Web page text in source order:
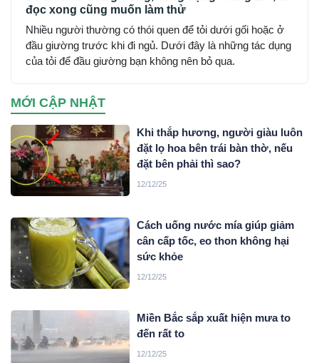
đọc xong cũng muốn làm thử
Nhiều người thường có thói quen để tỏi dưới gối hoặc ở
đầu giường trước khi đi ngủ. Dưới đây là những tác dụng
của tỏi để đầu giường bạn không nên bỏ qua.
MỚI CẬP NHẬT
Khi thắp hương, người giàu luôn
đặt lọ hoa bên trái bàn thờ, nếu
đặt bên phải thì sao?
12/12/25
Cách uống nước mía giúp giảm
cân cấp tốc, eo thon không hại
sức khỏe
12/12/25
Miền Bắc sắp xuất hiện mưa to
đến rất to
12/12/25